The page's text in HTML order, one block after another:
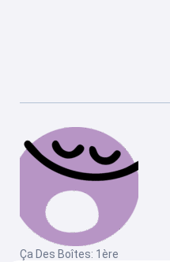
Ça Des Boîtes: 1ère